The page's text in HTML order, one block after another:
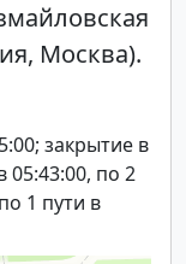
Москва).
закрытие в
05:43:00, по 2
1 пути в